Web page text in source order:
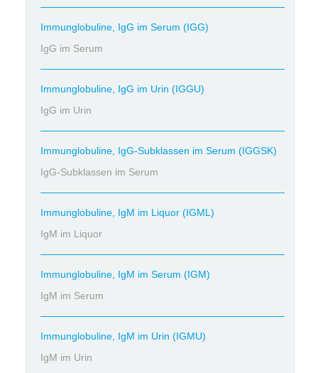
Immunglobuline, IgG im Serum (IGG)
IgG im Serum
Immunglobuline, IgG im Urin (IGGU)
IgG im Urin
Immunglobuline, IgG-Subklassen im Serum (IGGSK)
IgG-Subklassen im Serum
Immunglobuline, IgM im Liquor (IGML)
IgM im Liquor
Immunglobuline, IgM im Serum (IGM)
IgM im Serum
Immunglobuline, IgM im Urin (IGMU)
IgM im Urin